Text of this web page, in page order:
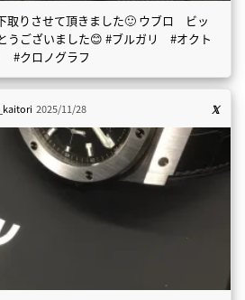
りさせて頂きました🙂 ウブロ ビッ
うございました😊 #ブルガリ #オクト
#クロノグラフ
2025/11/28